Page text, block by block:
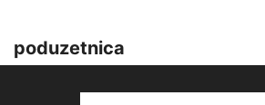
poduzetnica